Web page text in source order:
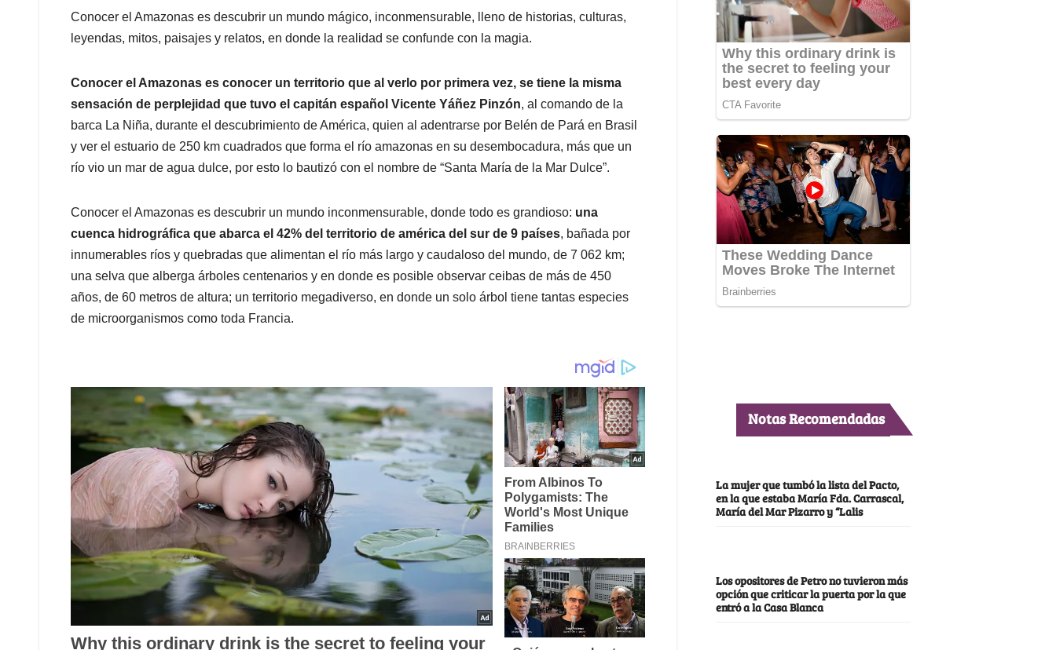
A
p
o
o
d
I
d
s
Conocer el Amazonas es descubrir un mundo mágico, inconmensurable, lleno de historias, culturas,
leyendas, mitos, paisajes y relatos, en donde la realidad se confunde con la magia.
Conocer el Amazonas es conocer un territorio que al verlo por primera vez, se tiene la misma
sensación de perplejidad que tuvo el capitán español Vicente Yáñez Pinzón, al comando de la
barca La Niña, durante el descubrimiento de América, quien al adentrarse por Belén de Pará en Brasil
y ver el estuario de 250 km cuadrados que forma el río amazonas en su desembocadura, más que un
río vio un mar de agua dulce, por esto lo bautizó con el nombre de “Santa María de la Mar Dulce”.
Conocer el Amazonas es descubrir un mundo inconmensurable, donde todo es grandioso: una
cuenca hidrográfica que abarca el 42% del territorio de américa del sur de 9 países, bañada por
innumerables ríos y quebradas que alimentan el río más largo y caudaloso del mundo, de 7 062 km;
una selva que alberga árboles centenarios y en donde es posible observar ceibas de más de 450
años, de 60 metros de altura; un territorio megadiverso, en donde un solo árbol tiene tantas especies
de microorganismos como toda Francia.
Notas Recomendadas
La mujer que tumbó la lista del Pacto,
en la que estaba María Fda. Carrascal,
María del Mar Pizarro y “Lalis
Los opositores de Petro no tuvieron más
opción que criticar la puerta por la que
entró a la Casa Blanca